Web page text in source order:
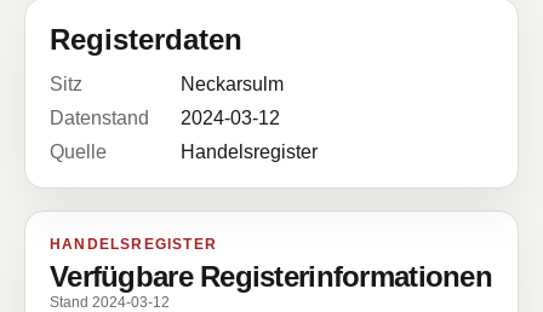
Registerdaten
Sitz
Neckarsulm
Datenstand
2024-03-12
Quelle
Handelsregister
HANDELSREGISTER
Verfügbare Registerinformationen
Stand 2024-03-12